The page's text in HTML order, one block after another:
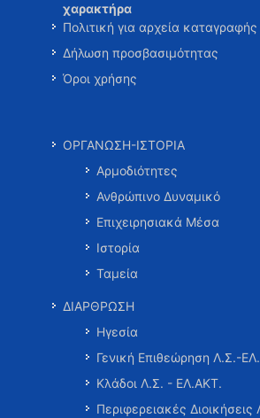
χαρακτήρα
Πολιτική για αρχεία
Δήλωση προσβασιμότητας
Όροι χρήσης
ΟΡΓΑΝΩΣΗ-ΙΣΤΟΡΙΑ
Αρμοδιότητες
Ανθρώπινο Δυναμικό
Επιχειρησιακά Μέσα
Ιστορία
Ταμεία
ΔΙΑΡΘΡΩΣΗ
Ηγεσία
Γενική Επιθεώρηση Λ.Σ.-
Κλάδοι Λ.Σ. - ΕΛ.ΑΚΤ.
Περιφερειακές